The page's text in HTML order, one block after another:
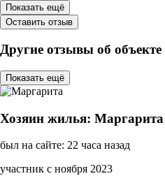
Показать ещё
Оставить отзыв
Другие отзывы об объекте
Показать ещё
Хозяин жилья: Маргарита
был на сайте: 22 часа назад
участник с ноября 2023